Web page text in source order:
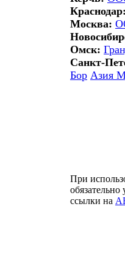
Краснодар:
Москва:
Омск:
Санкт-
Бор Азия
При
ссылки на